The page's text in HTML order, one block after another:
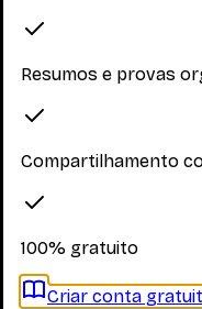
Explore os materiais
Faça login para
Você precisa estar
Materiais
Resumos e provas
Compartilhamento
100% gratuito
Criar conta